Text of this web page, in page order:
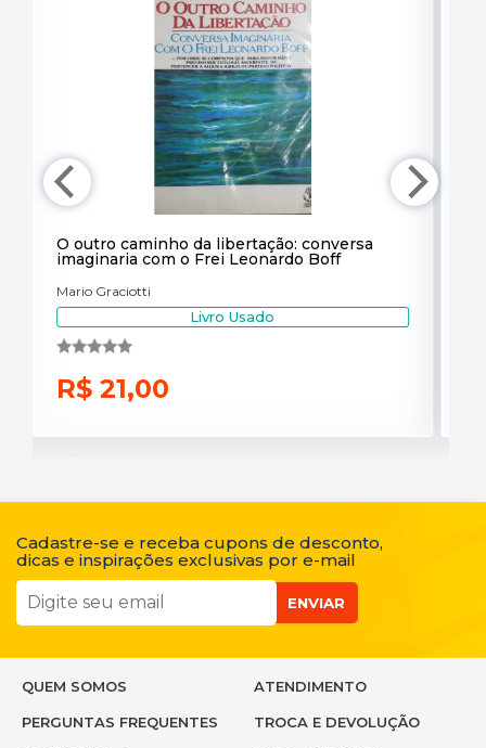
O outro caminho da libertação: conversa
imaginaria com o Frei Leonardo Boff
Mario Graciotti
Livro Usado
R$ 21,00
Cadastre-se e receba cupons de desconto,
dicas e inspirações exclusivas por e-mail
ENVIAR
QUEM SOMOS ATENDIMENTO
PERGUNTAS FREQUENTES TROCA E DEVOLUÇÃO